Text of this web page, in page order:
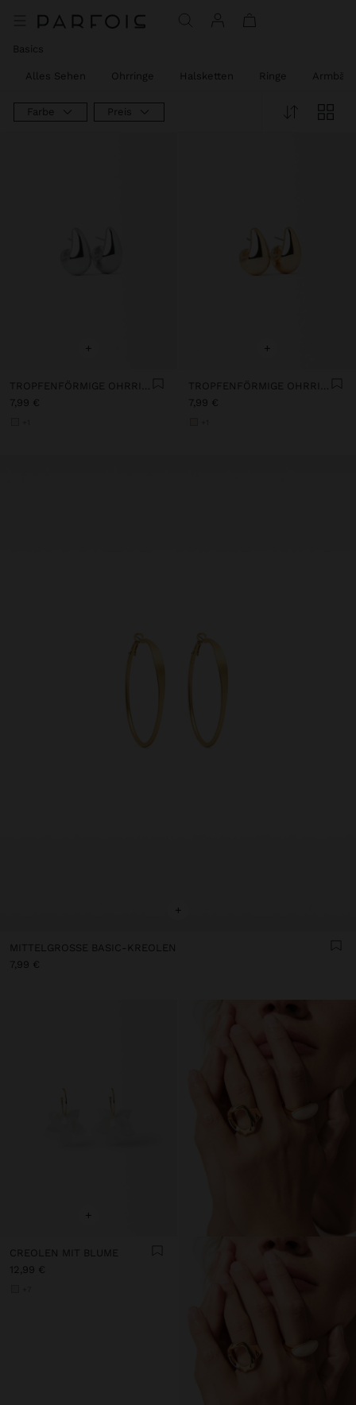
Basics
Alles Sehen Ohrringe Halsketten Ringe
Farbe Preis
+
TROPFENFÖRMIGE OHRRINGE
7,99 €
+
TROPFENFÖRMIGE OHRRINGE
7,99 €
+
MITTELGROSSE BASIC-KREOLEN
7,99 €
+
CREOLEN MIT BLUME
12,99 €